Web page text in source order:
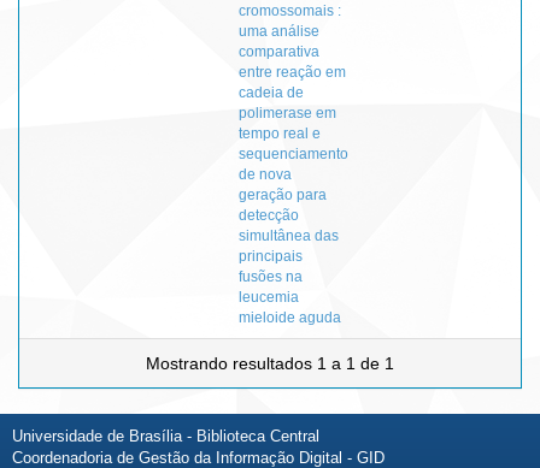
cromossomais :
uma análise
comparativa
entre reação em
cadeia de
polimerase em
tempo real e
sequenciamento
de nova
geração para
detecção
simultânea das
principais
fusões na
leucemia
mieloide aguda
Mostrando resultados 1 a 1 de 1
Universidade de Brasília - Biblioteca Central
Coordenadoria de Gestão da Informação Digital - GID